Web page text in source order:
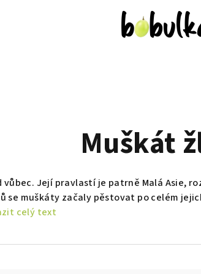
Muškát
Její pravlastí je patrně Malá Asie,
se muškáty začaly pěstovat po celém
celý text